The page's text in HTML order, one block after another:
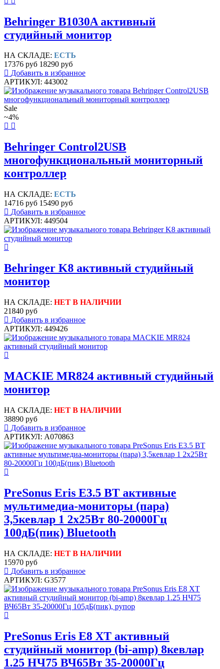
Behringer B1030A активный
студийный монитор
НА СКЛАДЕ: ЕСТЬ
17376 руб 18290 руб
Добавить в избранное
АРТИКУЛ: 443002
Sale
~4%
Behringer Control2USB
многофункциональный мониторный
контроллер
НА СКЛАДЕ: ЕСТЬ
14716 руб 15490 руб
Добавить в избранное
АРТИКУЛ: 449504
Behringer K8 активный студийный
монитор
НА СКЛАДЕ: НЕТ В НАЛИЧИИ
21840 руб
Добавить в избранное
АРТИКУЛ: 449426
MACKIE MR824 активный студийный
монитор
НА СКЛАДЕ: НЕТ В НАЛИЧИИ
38890 руб
Добавить в избранное
АРТИКУЛ: A070863
PreSonus Eris E3.5 BT активные
мультимедиа-мониторы (пара)
3,5кевлар 1 2x25Вт 80-20000Гц
100дБ(пик) Bluetooth
НА СКЛАДЕ: НЕТ В НАЛИЧИИ
15970 руб
Добавить в избранное
АРТИКУЛ: G3577
PreSonus Eris E8 XT активный
студийный монитор (bi-amp) 8кевлар
1.25 НЧ75 ВЧ65Вт 35-20000Гц